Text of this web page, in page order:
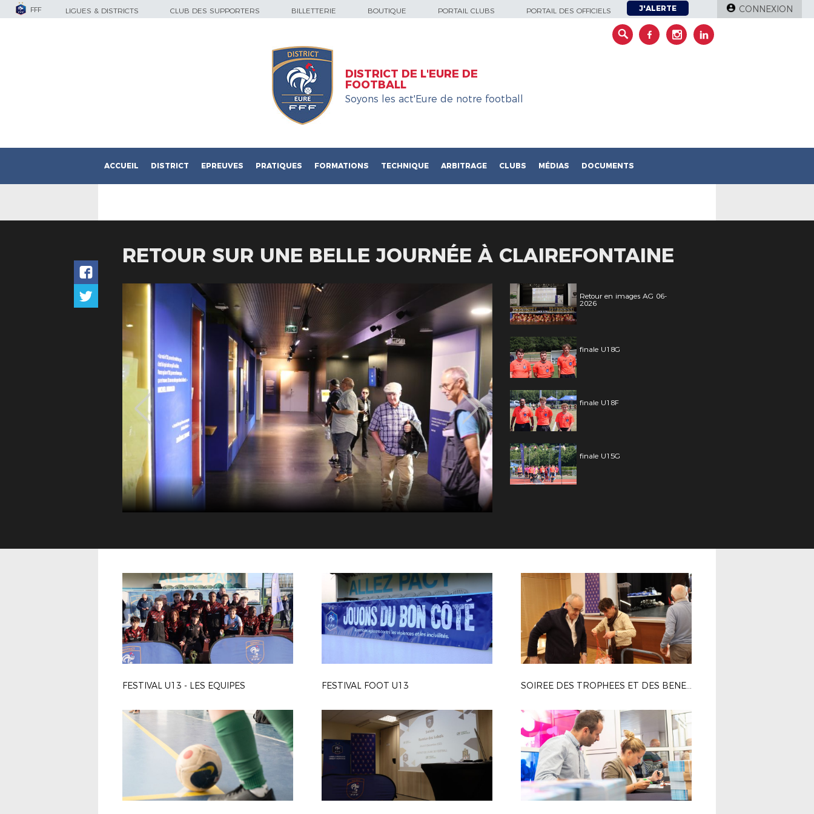
FFF LIGUES & DISTRICTS CLUB DES SUPPORTERS BILLETTERIE BOUTIQUE PORTAIL CLUBS PORTAIL DES OFFICIELS J'ALERTE CONNEXION
DISTRICT DE L'EURE DE
FOOTBALL
Soyons les act'Eure de notre football
ACCUEIL DISTRICT EPREUVES PRATIQUES FORMATIONS TECHNIQUE ARBITRAGE CLUBS MÉDIAS DOCUMENTS
RETOUR SUR UNE BELLE JOURNÉE À CLAIREFONTAINE
Retour en images AG 06-
2026
finale U18G
finale U18F
finale U15G
FESTIVAL U13 - LES EQUIPES FESTIVAL FOOT U13 SOIREE DES TROPHEES ET DES BENEVOLES